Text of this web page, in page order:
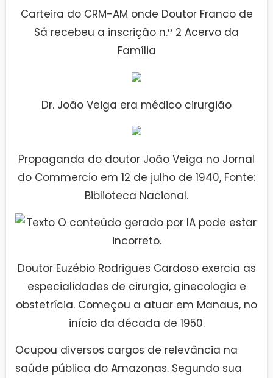
Carteira do CRM-AM onde Doutor Franco de
Sá recebeu a inscrição n.º 2 Acervo da
Família
Dr. João Veiga era médico cirurgião
Propaganda do doutor João Veiga no Jornal
do Commercio em 12 de julho de 1940, Fonte:
Biblioteca Nacional.
Doutor Euzébio Rodrigues Cardoso exercia as
especialidades de cirurgia, ginecologia e
obstetrícia. Começou a atuar em Manaus, no
início da década de 1950.
Ocupou diversos cargos de relevância na
saúde pública do Amazonas. Segundo sua